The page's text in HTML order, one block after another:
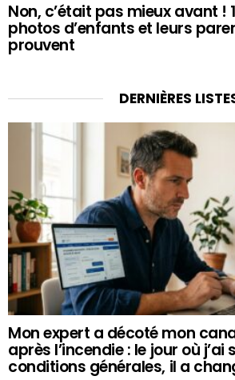
Non, c’était pas mieux avant !
photos d’enfants et leurs
prouvent
DERNIÈRES
Mon expert a décoté mon
après l’incendie : le jour où j’ai
conditions générales, il a